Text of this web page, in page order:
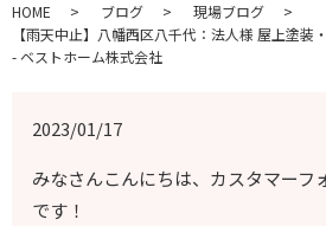
HOME ブログ
現場ブログ
【雨天中止】八幡西区八千代：法人様 屋上塗装
- ベストホーム株式会社
2023/01/17
みなさんこんにちは、カスタマーフ
です！